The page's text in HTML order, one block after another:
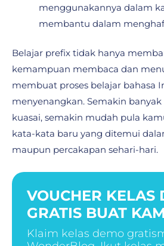
menggunakannya dalam
membantu dalam
Belajar prefix tidak hanya
kemampuan membaca dan
membuat proses belajar bahasa
menyenangkan. Semakin
kuasai, semakin mudah pula
kata-kata baru yang ditemui
maupun percakapan sehari-hari.
VOUCHER KELAS
GRATIS BUAT
Klaim kelas demo